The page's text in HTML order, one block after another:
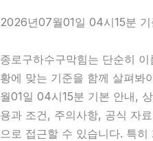
2026년07월01일 04시15분
종로구하수구막힘는 단순히
황에 맞는 기준을 함께 살펴
월01일 04시15분 기본 안내,
용과 조건, 주의사항, 공식 자
으로 접근할 수 있습니다. 특